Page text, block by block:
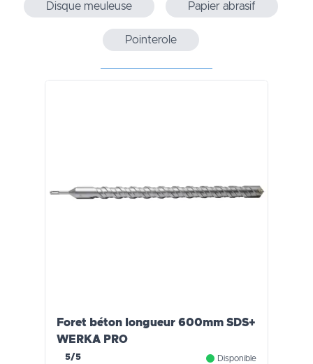
Disque meuleuse Papier abrasif
Pointerole
Foret béton longueur 600mm SDS+
WERKA PRO
5/5 Disponible